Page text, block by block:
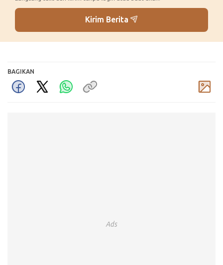
Kirim Berita
BAGIKAN
Ads